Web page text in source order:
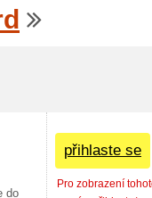
do
přihlaste se
Pro zobrazení